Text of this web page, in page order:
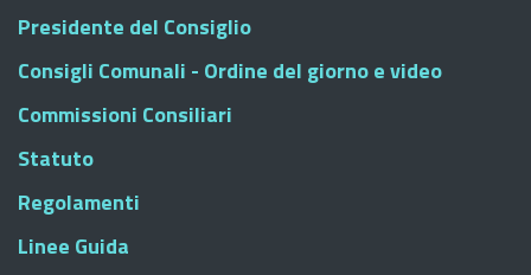
Presidente del Consiglio
Consigli Comunali - Ordine del giorno e video
Commissioni Consiliari
Statuto
Regolamenti
Linee Guida